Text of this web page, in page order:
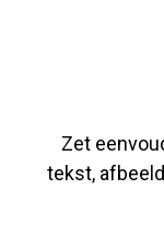
Zet
tekst,